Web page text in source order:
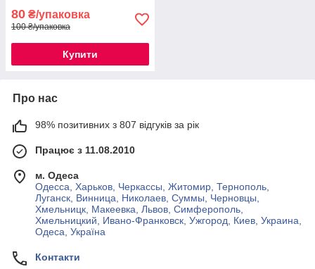
80 ₴/упаковка
100 ₴/упаковка
Купити
Про нас
98% позитивних з 807 відгуків за рік
Працює з 11.08.2010
м. Одеса
Одесса, Харьков, Черкассы, Житомир, Тернополь,
Луганск, Винница, Николаев, Суммы, Черновцы,
Хмельницк, Макеевка, Львов, Симферополь,
Хмельницкий, Ивано-Франковск, Ужгород, Киев, Украина,
Одеса, Україна
Контакти